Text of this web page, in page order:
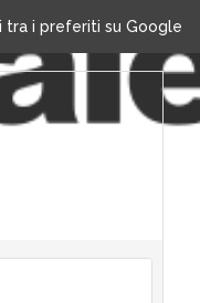
tra i preferiti su Google